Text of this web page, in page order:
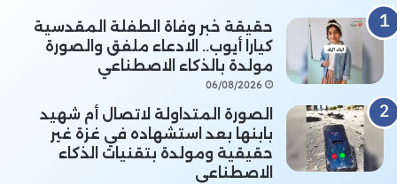
حقيقة خبر وفاة الطفلة المقدسية
كيارا أيوب.. الادعاء ملفق والصورة
مولدة بالذكاء الاصطناعي
06/08/2026
الصورة المتداولة لاتصال أم شهيد
بابنها بعد استشهاده في غزة غير
حقيقية ومولدة بتقنيات الذكاء
الاصطناعي